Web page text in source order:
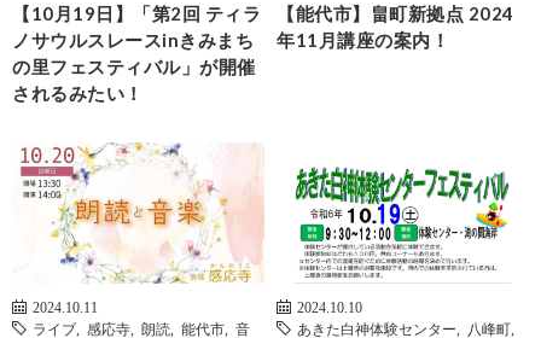
【10月19日】「第2回 ティラ
ノサウルスレースinきみまち
の里フェスティバル」が開催
されるみたい！
【能代市】畠町新拠点 2024
年11月講座の案内！
2024.10.11
ライブ
感応寺 朗読 能代市
音
2024.10.10
あきた白神体験センター
八峰町